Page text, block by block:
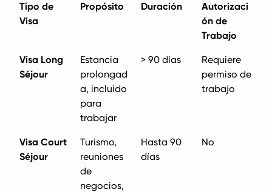
Tipo de
Visa
Propósito Duración
Autorizaci
ón de
Trabajo
Visa Long
Séjour
Estancia
prolongad
a, incluido
para
trabajar
> 90 días
Requiere
permiso de
trabajo
Visa Court
Séjour
Turismo,
reuniones
de
negocios,
Hasta 90
días
No